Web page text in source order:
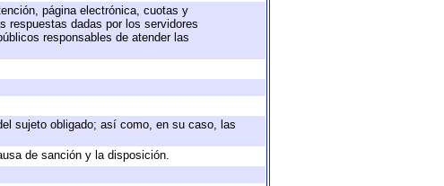
página electrónica, cuotas y
respuestas dadas por los servidores
responsables de atender las
sujeto obligado; así como, en su caso, las
de sanción y la disposición.